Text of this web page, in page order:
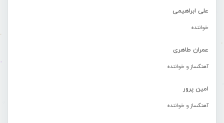
علی ابراهیمی
خواننده
عمران طاهری
آهنگساز و خواننده
امین پرور
آهنگساز و خواننده